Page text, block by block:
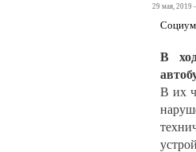
29 мая, 2019
Социум
В
В их